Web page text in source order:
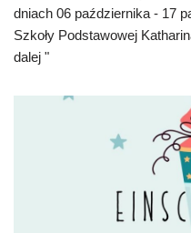
dniach 06 października - 17
Szkoły Podstawowej
dalej "